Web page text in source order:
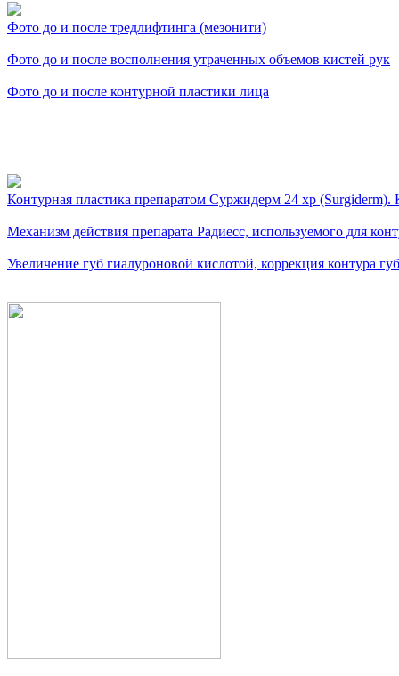
Фото до и после тредлифтинга (мезонити)
Фото до и после восполнения утраченных объемов кистей рук
Фото до и после контурной пластики лица
Контурная пластика препаратом Суржидерм 24 xp (Surgiderm).
Механизм действия препарата Радиесс, используемого для
Увеличение губ гиалуроновой кислотой, коррекция контура